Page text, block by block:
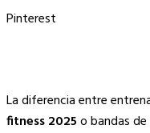
Pinterest
La diferencia entre
fitness 2025o bandas